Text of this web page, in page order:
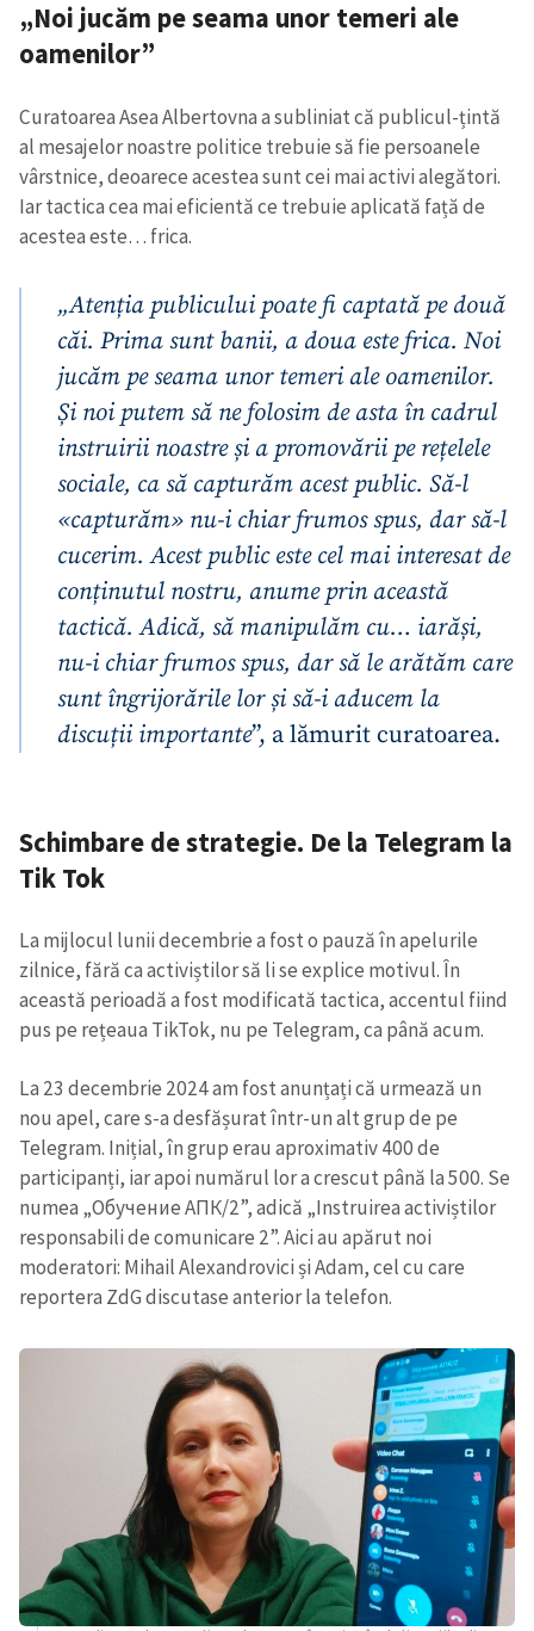
„Noi jucăm pe seama unor temeri ale
oamenilor”
Curatoarea Asea Albertovna a subliniat că publicul-țintă
al mesajelor noastre politice trebuie să fie persoanele
vârstnice, deoarece acestea sunt cei mai activi alegători.
Iar tactica cea mai eficientă ce trebuie aplicată față de
acestea este… frica.
„Atenția publicului poate fi captată pe două
căi. Prima sunt banii, a doua este frica. Noi
jucăm pe seama unor temeri ale oamenilor.
Și noi putem să ne folosim de asta în cadrul
instruirii noastre și a promovării pe rețelele
sociale, ca să capturăm acest public. Să-l
«capturăm» nu-i chiar frumos spus, dar să-l
cucerim. Acest public este cel mai interesat de
conținutul nostru, anume prin această
tactică. Adică, să manipulăm cu… iarăși,
nu-i chiar frumos spus, dar să le arătăm care
sunt îngrijorările lor și să-i aducem la
discuții importante”, a lămurit curatoarea.
Schimbare de strategie. De la Telegram la
Tik Tok
La mijlocul lunii decembrie a fost o pauză în apelurile
zilnice, fără ca activiștilor să li se explice motivul. În
această perioadă a fost modificată tactica, accentul fiind
pus pe rețeaua TikTok, nu pe Telegram, ca până acum.
La 23 decembrie 2024 am fost anunțați că urmează un
nou apel, care s-a desfășurat într-un alt grup de pe
Telegram. Inițial, în grup erau aproximativ 400 de
participanți, iar apoi numărul lor a crescut până la 500. Se
numea „Обучение АПК/2”, adică „Instruirea activiștilor
responsabili de comunicare 2”. Aici au apărut noi
moderatori: Mihail Alexandrovici și Adam, cel cu care
reportera ZdG discutase anterior la telefon.